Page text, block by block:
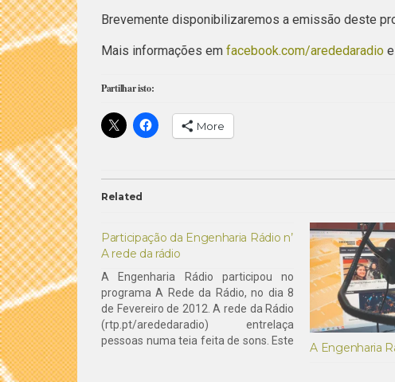
Brevemente disponibilizaremos a emissão deste
Mais informações em facebook.com/arededaradio e
Partilhar isto:
More
Related
Participação da Engenharia Rádio n’
A rede da rádio
A Engenharia Rádio participou no
programa A Rede da Rádio, no dia 8
de Fevereiro de 2012. A rede da Rádio
(rtp.pt/arededaradio) entrelaça
pessoas numa teia feita de sons. Este
A Engenharia